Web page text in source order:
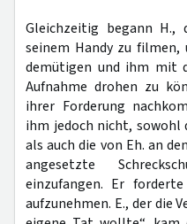
Gleichzeitig begann H.,
seinem Handy zu filmen,
demütigen und ihm mit
Aufnahme drohen zu
ihrer Forderung
ihm jedoch nicht, sowohl
als auch die von Eh. an
angesetzte
einzufangen. Er
aufzunehmen. E., der die